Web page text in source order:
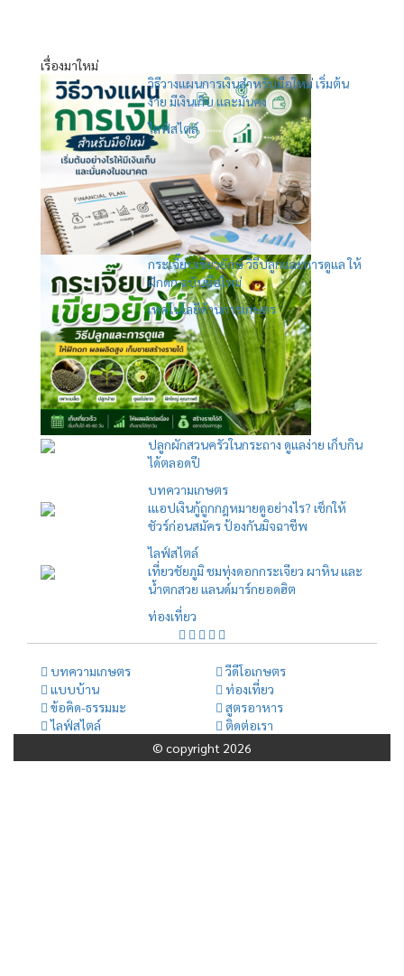
เรื่องมาใหม่
วิธีวางแผนการเงินสำหรับมือใหม่ เริ่มต้น
ง่าย มีเงินเก็บ และมั่นคง
ไลฟ์สไตล์
กระเจี๊ยบเขียวยักษ์ วิธีปลูกและการดูแล ให้
ฝักดก ฉบับมือใหม่
เทคโนโลยีด้านการเกษตร
ปลูกผักสวนครัวในกระถาง ดูแลง่าย เก็บกิน
ได้ตลอดปี
บทความเกษตร
เแอปเงินกู้ถูกกฎหมายดูอย่างไร? เช็กให้
ชัวร์ก่อนสมัคร ป้องกันมิจฉาชีพ
ไลฟ์สไตล์
เที่ยวชัยภูมิ ชมทุ่งดอกกระเจียว ผาหิน และ
น้ำตกสวย แลนด์มาร์กยอดฮิต
ท่องเที่ยว
บทความเกษตร
วีดีโอเกษตร
แบบบ้าน
ท่องเที่ยว
ข้อคิด-ธรรมมะ
สูตรอาหาร
ไลฟ์สไตล์
ติดต่อเรา
© copyright 2026